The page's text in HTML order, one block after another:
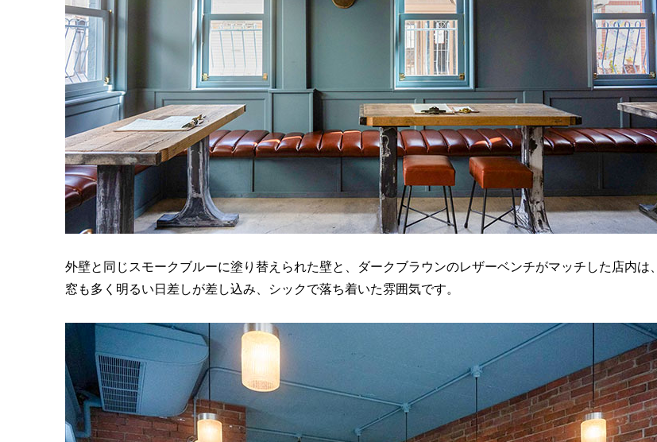
外壁と同じスモークブルーに塗り替えられた壁と、ダークブラウンのレザーベンチがマッチした店内は、
窓も多く明るい日差しが差し込み、シックで落ち着いた雰囲気です。